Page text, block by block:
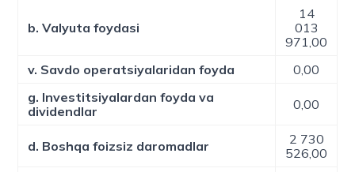
b. Valyuta foydasi
14
013
971,00
v. Savdo operatsiyalaridan foyda
0,00
g. Investitsiyalardan foyda va
dividendlar
0,00
d. Boshqa foizsiz daromadlar
2 730
526,00